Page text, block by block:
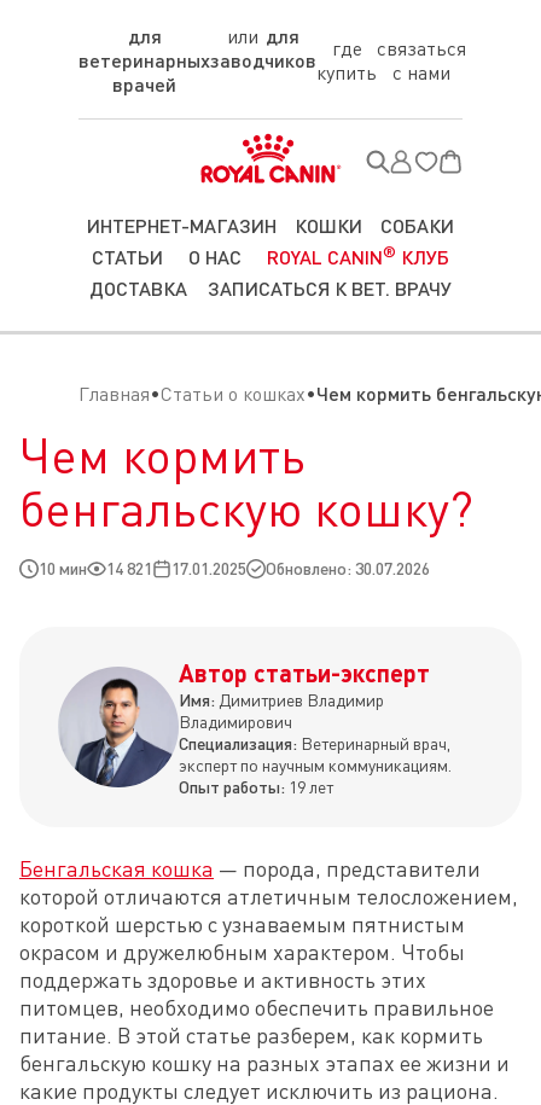
для
ветеринарных
врачей
для
заводчиков
где
купить
связаться
с нами
ИНТЕРНЕТ-МАГАЗИН КОШКИ
СОБАКИ
СТАТЬИ
О НАС ROYAL CANIN® КЛУБ
ДОСТАВКА
ЗАПИСАТЬСЯ К ВЕТ. ВРАЧУ
Главная Статьи о кошках Чем кормить
Чем кормить
бенгальскую кошку?
10 мин 14 821 17.01.2025 Обновлено: 30.07.2026
Автор статьи-эксперт
Имя: Димитриев Владимир
Владимирович
Специализация: Ветеринарный врач,
эксперт по научным коммуникациям.
Опыт работы: 19 лет
Бенгальская кошка — порода, представители
которой отличаются атлетичным телосложением,
короткой шерстью с узнаваемым пятнистым
окрасом и дружелюбным характером. Чтобы
поддержать здоровье и активность этих
питомцев, необходимо обеспечить правильное
питание. В этой статье разберем, как кормить
бенгальскую кошку на разных этапах ее жизни и
какие продукты следует исключить из рациона.